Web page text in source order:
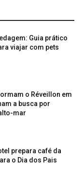
Guia prático
viajar com pets
o Réveillon em
a busca por
mar
prepara café da
o Dia dos Pais